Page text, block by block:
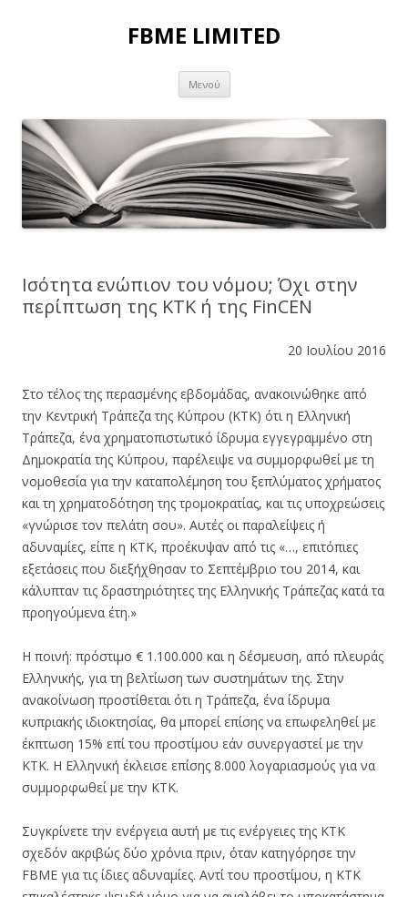
FBME LIMITED
Μενού Μετάβαση σε περιεχόμενο
Ισότητα ενώπιον του νόμου; Όχι στην
περίπτωση της ΚΤΚ ή της FinCEN
20 Ιουλίου 2016
Στο τέλος της περασμένης εβδομάδας, ανακοινώθηκε από
την Κεντρική Τράπεζα της Κύπρου (ΚΤΚ) ότι η Ελληνική
Τράπεζα, ένα χρηματοπιστωτικό ίδρυμα εγγεγραμμένο στη
Δημοκρατία της Κύπρου, παρέλειψε να συμμορφωθεί με τη
νομοθεσία για την καταπολέμηση του ξεπλύματος χρήματος
και τη χρηματοδότηση της τρομοκρατίας, και τις υποχρεώσεις
«γνώρισε τον πελάτη σου». Αυτές οι παραλείψεις ή
αδυναμίες, είπε η ΚΤΚ, προέκυψαν από τις «…, επιτόπιες
εξετάσεις που διεξήχθησαν το Σεπτέμβριο του 2014, και
κάλυπταν τις δραστηριότητες της Ελληνικής Τράπεζας κατά τα
προηγούμενα έτη.»
Η ποινή: πρόστιμο € 1.100.000 και η δέσμευση, από πλευράς
Ελληνικής, για τη βελτίωση των συστημάτων της. Στην
ανακοίνωση προστίθεται ότι η Τράπεζα, ένα ίδρυμα
κυπριακής ιδιοκτησίας, θα μπορεί επίσης να επωφεληθεί με
έκπτωση 15% επί του προστίμου εάν συνεργαστεί με την
ΚΤΚ. Η Ελληνική έκλεισε επίσης 8.000 λογαριασμούς για να
συμμορφωθεί με την ΚΤΚ.
Συγκρίνετε την ενέργεια αυτή με τις ενέργειες της ΚΤΚ
σχεδόν ακριβώς δύο χρόνια πριν, όταν κατηγόρησε την
FBME για τις ίδιες αδυναμίες. Αντί του προστίμου, η ΚΤΚ